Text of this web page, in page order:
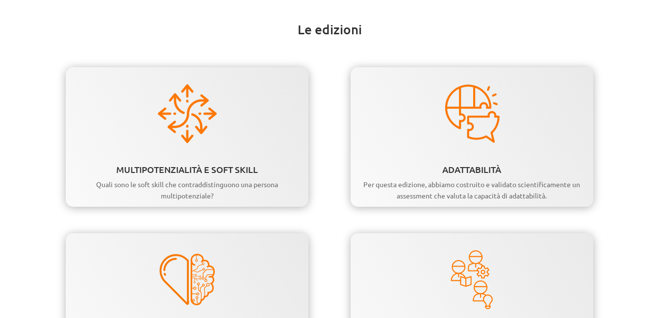
Le edizioni
MULTIPOTENZIALITÀ E SOFT SKILL
Quali sono le soft skill che contraddistinguono una persona
multipotenziale?
ADATTABILITÀ
Per questa edizione, abbiamo costruito e validato scientificamente un
assessment che valuta la capacità di adattabilità.